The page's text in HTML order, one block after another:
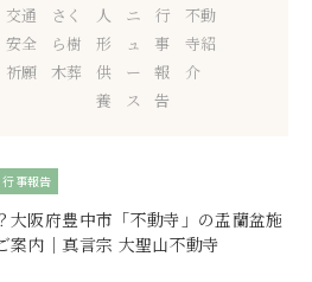
交通
安全
祈願
さく
ら樹
木葬
人
形
供
養
ニ
ュ
ー
ス
行
事
報
告
不動
寺紹
介
行事報告
大阪府豊中市「不動寺」の盂蘭盆施
案内｜真言宗 大聖山不動寺